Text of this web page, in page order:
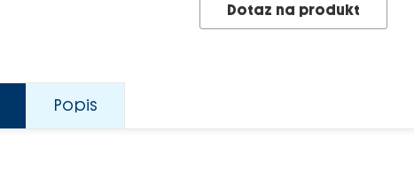
Dotaz na produkt
Popis